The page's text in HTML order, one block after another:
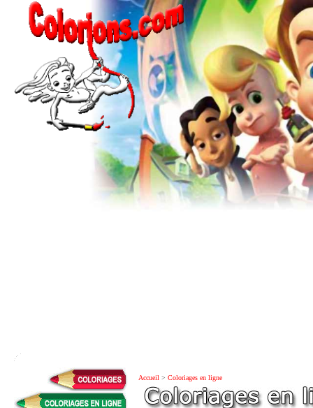
Accueil > Coloriages en ligne